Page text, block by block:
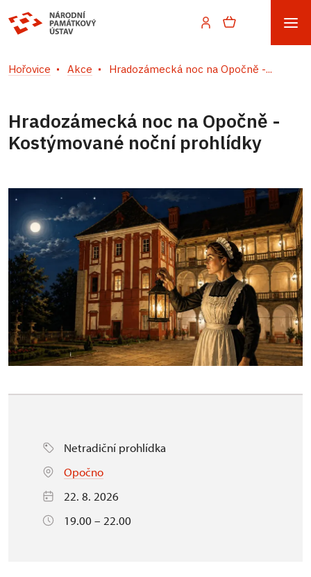
Hořovice Akce Hradozámecká noc na Opočně -...
Hradozámecká noc na Opočně -
Kostýmované noční prohlídky
Netradiční prohlídka
Opočno
22. 8. 2026
19.00 – 22.00